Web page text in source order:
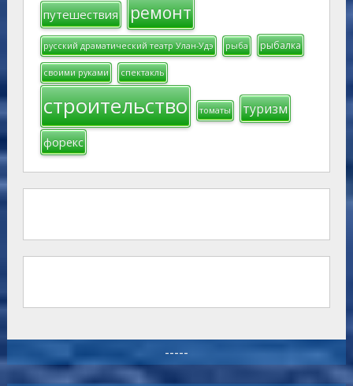
путешествия ремонт
русский драматический театр Улан-Удэ рыба рыбалка
своими руками спектакль
строительство томаты туризм
форекс
-----